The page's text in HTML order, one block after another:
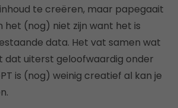
te creëren, maar papegaait
het (nog) niet zijn want het is
data. Het vat samen wat
dat uiterst geloofwaardig onder
is (nog) weinig creatief al kan je